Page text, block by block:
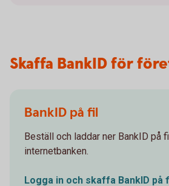
Skaffa BankID för
BankID på fil
Beställ och laddar ner BankID på
internetbanken.
Logga in och skaffa BankID på